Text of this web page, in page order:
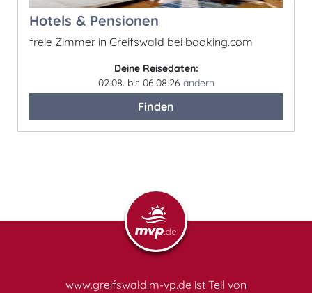
Hotels & Pensionen
freie Zimmer in Greifswald bei booking.com
Deine Reisedaten:
02.08. bis 06.08.26 ändern
Finden
www.greifswald.m-vp.de ist Teil von